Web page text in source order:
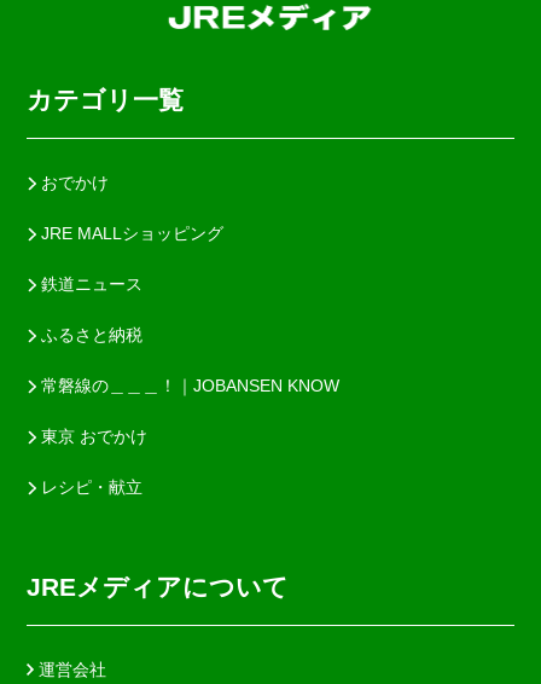
カテゴリ一覧
おでかけ
JRE MALLショッピング
鉄道ニュース
ふるさと納税
常磐線の＿＿＿！｜JOBANSEN KNOW
東京 おでかけ
レシピ・献立
JREメディアについて
運営会社